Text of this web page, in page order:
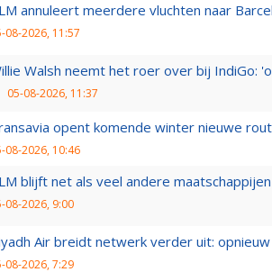
annuleert meerdere vluchten naar
08-2026, 11:57
Walsh neemt het roer over bij IndiGo:
05-08-2026, 11:37
opent komende winter nieuwe
08-2026, 10:46
blijft net als veel andere
08-2026, 9:00
Air breidt netwerk verder uit:
08-2026, 7:29